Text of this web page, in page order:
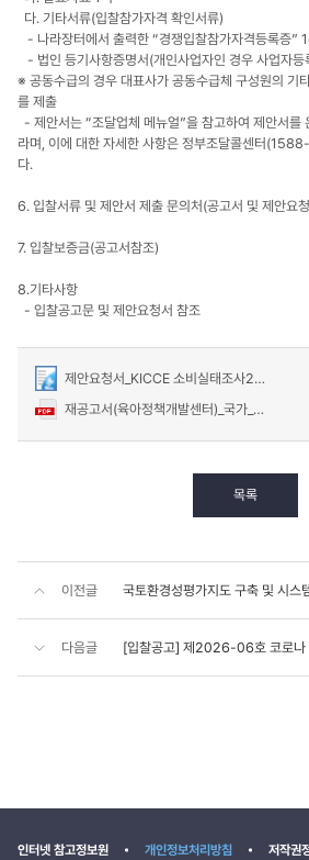
다. 기타서류(입찰참가자격 확인서류)
- 나라장터에서 출력한 “경쟁입찰참가자격등록증”
- 법인 등기사항증명서(개인사업자인 경우 사업자
※ 공동수급의 경우 대표사가 공동수급체 구성원의 기
를 제출
- 제안서는 “조달업체 메뉴얼”을 참고하여 제안서를
라며, 이에 대한 자세한 사항은 정부조달콜센터
다.
6. 입찰서류 및 제안서 제출 문의처(공고서 및 제안요
7. 입찰보증금(공고서참조)
8.기타사항
- 입찰공고문 및 제안요청서 참조
제안요청서_KICCE 소비실태조사2026-조달의견반영.hwp
재공고서(육아정책개발센터)_국가_중소우선_수평_1169_.pdf
목록
이전글 국토환경성평가지도 구축 및 시
다음글
인터넷 참고정보원 개인정보처리방침 저작권